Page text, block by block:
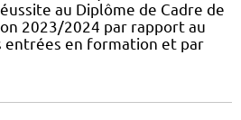
au Diplôme de Cadre de
2023/2024 par rapport au
entrées en formation et par